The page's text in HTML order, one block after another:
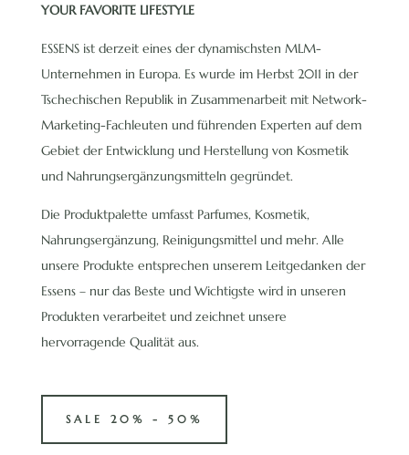
YOUR FAVORITE LIFESTYLE
ESSENS ist derzeit eines der dynamischsten MLM-
Unternehmen in Europa. Es wurde im Herbst 2011 in der
Tschechischen Republik in Zusammenarbeit mit Network-
Marketing-Fachleuten und führenden Experten auf dem
Gebiet der Entwicklung und Herstellung von Kosmetik
und Nahrungsergänzungsmitteln gegründet.
Die Produktpalette umfasst Parfumes, Kosmetik,
Nahrungsergänzung, Reinigungsmittel und mehr. Alle
unsere Produkte entsprechen unserem Leitgedanken der
Essens – nur das Beste und Wichtigste wird in unseren
Produkten verarbeitet und zeichnet unsere
hervorragende Qualität aus.
SALE 20% - 50%